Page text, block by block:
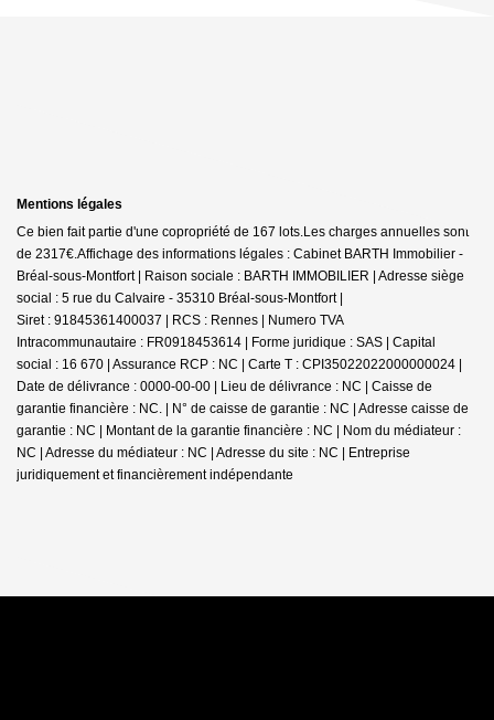
Mentions légales
Ce bien fait partie d'une copropriété de 167 lots.Les charges annuelles sont
de 2317€.Affichage des informations légales : Cabinet BARTH Immobilier -
Bréal-sous-Montfort | Raison sociale : BARTH IMMOBILIER | Adresse siège
social : 5 rue du Calvaire - 35310 Bréal-sous-Montfort |
Siret : 91845361400037 | RCS : Rennes | Numero TVA
Intracommunautaire : FR0918453614 | Forme juridique : SAS | Capital
social : 16 670 | Assurance RCP : NC | Carte T : CPI35022022000000024 |
Date de délivrance : 0000-00-00 | Lieu de délivrance : NC | Caisse de
garantie financière : NC. | N° de caisse de garantie : NC | Adresse caisse de
garantie : NC | Montant de la garantie financière : NC | Nom du médiateur :
NC | Adresse du médiateur : NC | Adresse du site : NC | Entreprise
juridiquement et financièrement indépendante